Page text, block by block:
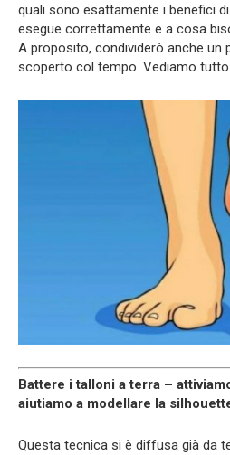
quali sono esattamente i benefici
esegue correttamente e a cosa
A proposito, condividerò anche un
scoperto col tempo. Vediamo
Battere i talloni a terra –
aiutiamo a modellare la
Questa tecnica si è diffusa già da